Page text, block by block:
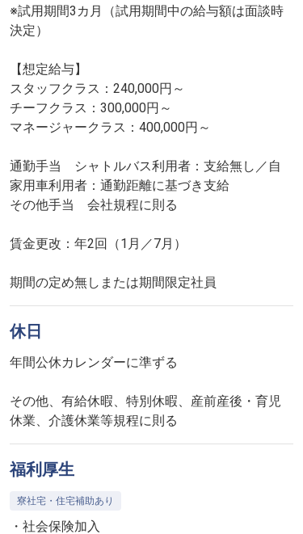
※試用期間3カ月（試用期間中の給与額は面談時
決定）
【想定給与】
スタッフクラス：240,000円～
チーフクラス：300,000円～
マネージャークラス：400,000円～
通勤手当 シャトルバス利用者：支給無し／自
家用車利用者：通勤距離に基づき支給
その他手当 会社規程に則る
賃金更改：年2回（1月／7月）
期間の定め無しまたは期間限定社員
休日
年間公休カレンダーに準ずる
その他、有給休暇、特別休暇、産前産後・育児
休業、介護休業等規程に則る
福利厚生
寮社宅・住宅補助あり
・社会保険加入